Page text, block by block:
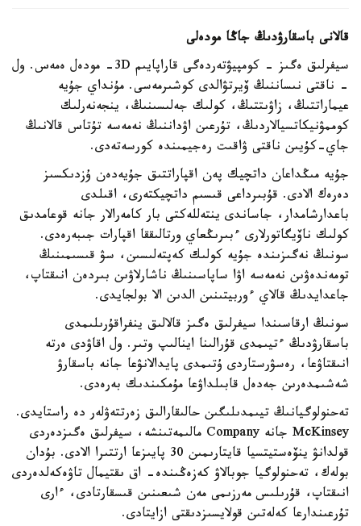
قالانى باسقارۋدىڭ جاڭا مودەلى
سيفرلىق ەگىز - كومپيۋتەردەگى قاراپايىم 3D- مودەل ەمەس. ول
- ناقتى نىساننىڭ ۆيرتۋالدى كوشىرمەسى. مۇنداي جۇيە
عيماراتتىڭ، زاۋىتتىڭ، كولىك جەلىسىنىڭ، ينجەنەرلىك
كوممۋنيكاتسيالاردىڭ، تۇرعىن اۋداننىڭ نەمەسە تۇتاس قالانىڭ
جاي-كۇيىن ناقتى ۋاقىت رەجيمىندە كورسەتەدى.
جۇيە مىڭداعان داتچيك پەن اقپاراتتىق جۇيەدەن ۇزدىكسىز
دەرەك الادى. قۇبىرداعى قىسىم داتچيكتەرى، اقىلدى
باعدارشامدار، جاساندى ينتەللەكتى بار كامەرالار جانە قوعامدىق
كولىك ناۆيگاتورلارى ءبىرىڭعاي ورتالىققا اقپارات جىبەرەدى.
سونىڭ نەگىزىندە جۇيە كولىك كەپتەلىسىن، سۋ قىسىمىنىڭ
تومەندەۋىن نەمەسە اۋا ساپاسىنىڭ ناشارلاۋىن بىردەن انىقتاپ،
جاعدايدىڭ قالاي ءوربيتىنىن الدىن الا بولجايدى.
سونىڭ ارقاسىندا سيفرلىق ەگىز قالالىق ينفراقۇرىلىمدى
باسقارۋدىڭ ءتيىمدى قۇرالىنا اينالىپ وتىر. ول اقاۋدى ەرتە
انىقتاۋعا، رەسۋرستاردى ۇتىمدى پايدالانۋعا جانە باسقارۋ
شەشىمدەرىن جەدەل قابىلداۋعا مۇمكىندىك بەرەدى.
تەحنولوگيانىڭ تيىمدىلىگىن حالىقارالىق زەرتتەۋلەر دە راستايدى.
McKinsey جانە Company مالىمەتىنشە، سيفرلىق ەگىزدەردى
قولدانۋ ينۆەستيتسيا قايتارىمىن 30 پايىزعا ارتتىرا الادى. بۇدان
بولەك، تەحنولوگيا جوبالاۋ كەزەڭىندە- اق ىقتيمال تاۋەكەلدەردى
انىقتاپ، قۇرىلىس مەرزىمى مەن شىعىنىن قىسقارتادى، ءارى
تۇرعىندارعا كەلەتىن قولايسىزدىقتى ازايتادى.